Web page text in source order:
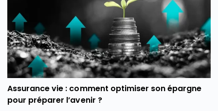
Assurance vie : comment optimiser son épargne
pour préparer l’avenir ?